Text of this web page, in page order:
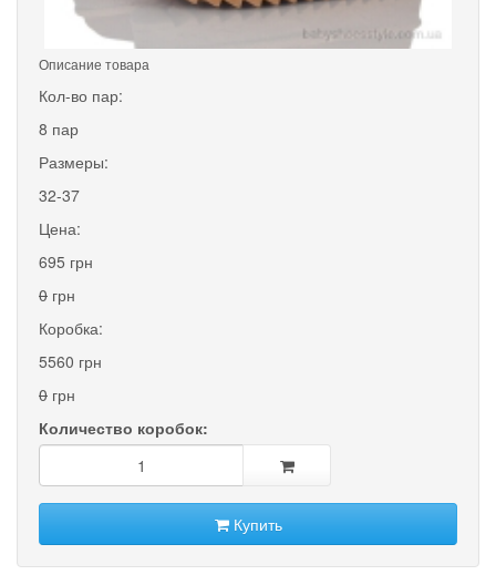
Описание товара
Кол-во пар:
8 пар
Размеры:
32-37
Цена:
695 грн
0 грн
Коробка:
5560 грн
0 грн
Количество коробок:
Купить